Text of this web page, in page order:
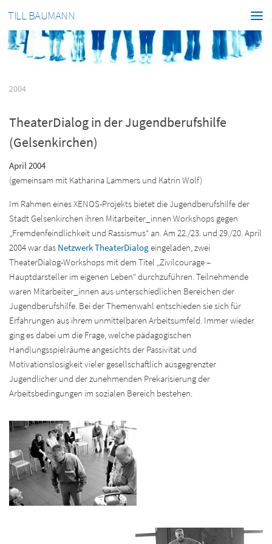
TILL BAUMANN
2004
TheaterDialog in der Jugendberufshilfe
(Gelsenkirchen)
April 2004
(gemeinsam mit Katharina Lammers und Katrin Wolf)
Im Rahmen eines XENOS-Projekts bietet die Jugendberufshilfe der
Stadt Gelsenkirchen ihren Mitarbeiter_innen Workshops gegen
„Fremdenfeindlichkeit und Rassismus“ an. Am 22./23. und 29./20. April
2004 war das Netzwerk TheaterDialogeingeladen, zwei
TheaterDialog-Workshops mit dem Titel „Zivilcourage –
Hauptdarsteller im eigenen Leben“ durchzuführen. Teilnehmende
waren Mitarbeiter_innen aus unterschiedlichen Bereichen der
Jugendberufshilfe. Bei der Themenwahl entschieden sie sich für
Erfahrungen aus ihrem unmittelbaren Arbeitsumfeld. Immer wieder
ging es dabei um die Frage, welche pädagogischen
Handlungsspielräume angesichts der Passivität und
Motivationslosigkeit vieler gesellschaftlich ausgegrenzter
Jugendlicher und der zunehmenden Prekarisierung der
Arbeitsbedingungen im sozialen Bereich bestehen.